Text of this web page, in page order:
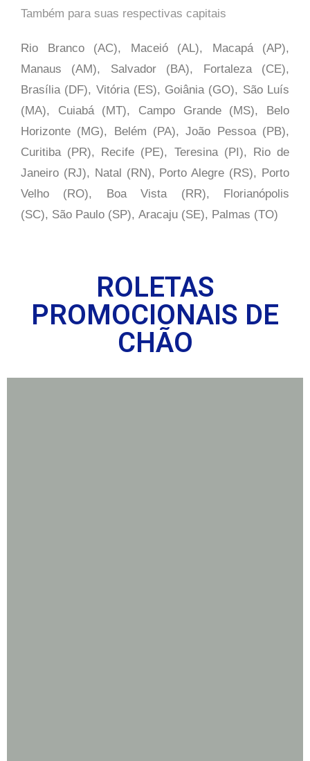
Também para suas respectivas capitais
Rio Branco (AC), Maceió (AL), Macapá (AP),
Manaus (AM), Salvador (BA), Fortaleza (CE),
Brasília (DF), Vitória (ES), Goiânia (GO), São Luís
(MA), Cuiabá (MT), Campo Grande (MS), Belo
Horizonte (MG), Belém (PA), João Pessoa (PB),
Curitiba (PR), Recife (PE), Teresina (PI), Rio de
Janeiro (RJ), Natal (RN), Porto Alegre (RS), Porto
Velho (RO), Boa Vista (RR), Florianópolis
(SC), São Paulo (SP), Aracaju (SE), Palmas (TO)
ROLETAS
PROMOCIONAIS DE
CHÃO